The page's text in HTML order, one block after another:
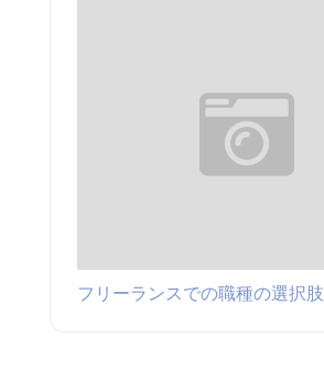
フリーランスでの職種の選択肢